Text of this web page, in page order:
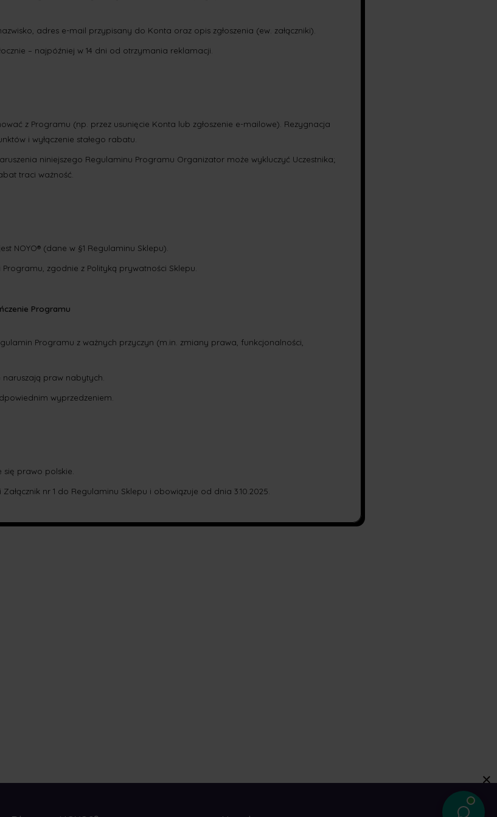
adres e-mail przypisany do Konta oraz opis zgłoszenia (ew. załączniki).
– najpóźniej w 14 dni od otrzymania reklamacji.
z Programu (np. przez usunięcie Konta lub zgłoszenie e-mailowe). Rezygnacja
i wyłączenie stałego rabatu.
niniejszego Regulaminu Programu Organizator może wykluczyć Uczestnika;
traci ważność.
NOYO® (dane w §1 Regulaminu Sklepu).
zgodnie z Polityką prywatności Sklepu.
Programu
Programu z ważnych przyczyn (m.in. zmiany prawa, funkcjonalności,
praw nabytych.
wyprzedzeniem.
prawo polskie.
nr 1 do Regulaminu Sklepu i obowiązuje od dnia 3.10.2025.